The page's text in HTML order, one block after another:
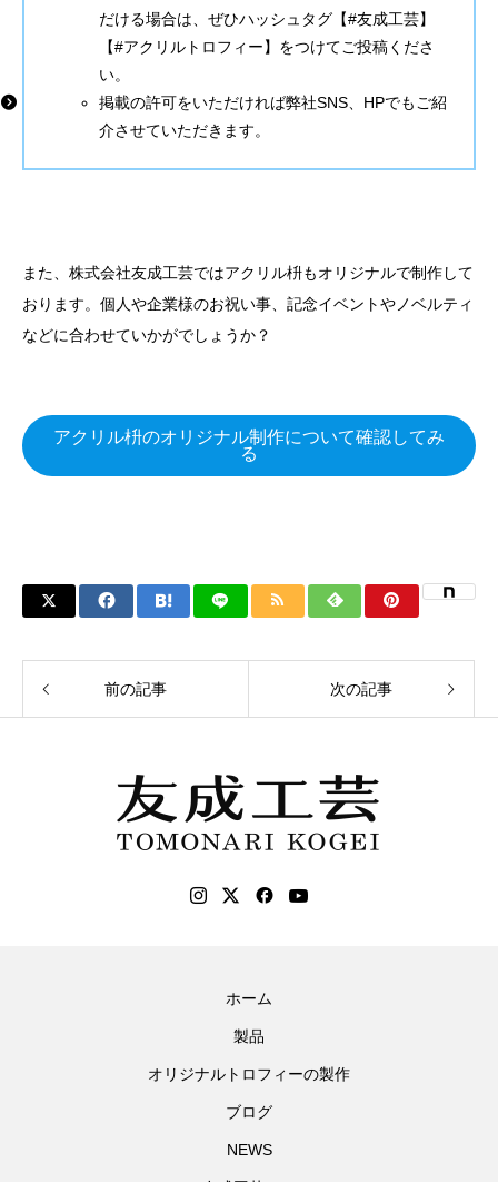
だける場合は、ぜひハッシュタグ【#友成工芸】
【#アクリルトロフィー】をつけてご投稿くださ
い。
掲載の許可をいただければ弊社SNS、HPでもご紹
介させていただきます。
また、株式会社友成工芸ではアクリル枡もオリジナルで制作して
おります。個人や企業様のお祝い事、記念イベントやノベルティ
などに合わせていかがでしょうか？
アクリル枡のオリジナル制作について確認してみ
る
前の記事 次の記事
ホーム
製品
オリジナルトロフィーの製作
ブログ
NEWS